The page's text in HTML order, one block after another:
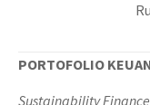
PORTOFOLIO
Sustainability